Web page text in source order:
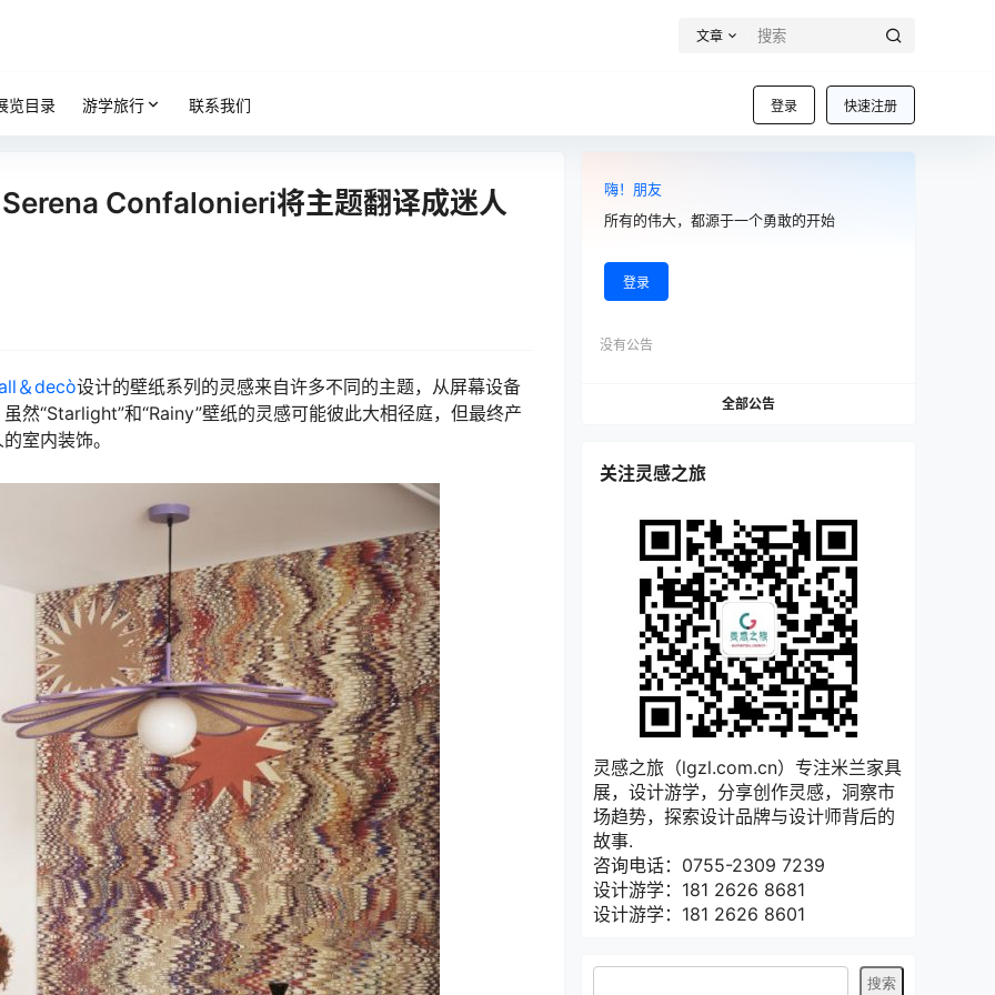
文章
登录 快速注册
览目录 游学旅行 联系我们
Confalonieri将主题翻译成迷人
＆decò设计的壁纸系列的灵感来自许多不同的主题，从屏幕设备
然“Starlight”和“Rainy”壁纸的灵感可能彼此大相径庭，但最终产
室内装饰。
嗨！朋友
所有的伟大，都源于一个勇敢的开始
登录
没有公告
全部公告
关注灵感之旅
灵感之旅（lgzl.com.cn）专注米兰家具
展，设计游学，分享创作灵感，洞察市
场趋势，探索设计品牌与设计师背后的
故事.
咨询电话：0755-2309 7239
设计游学：181 2626 8681
设计游学：181 2626 8601